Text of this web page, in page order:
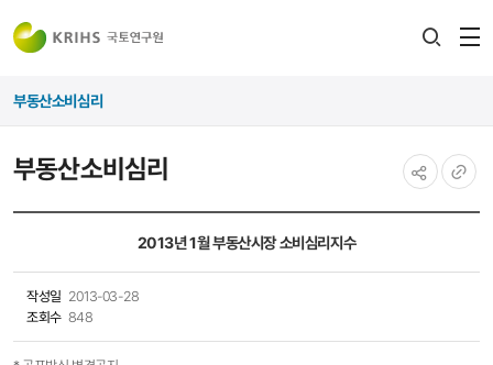
부동산소비심리
부동산소비심리
2013년 1월 부동산시장 소비심리지수
작성일 2013-03-28
조회수 848